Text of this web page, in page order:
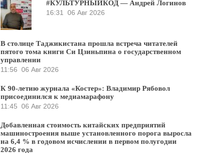
#КУЛЬТУРНЫЙКОД — Андрей Логинов
16:31
06 Авг 2026
В столице Таджикистана прошла встреча читателей
пятого тома книги Си Цзиньпина о государственном
управлении
11:56 06 Авг 2026
К 90-летию журнала «Костер»: Владимир Рябовол
присоединился к медиамарафону
11:45 06 Авг 2026
Добавленная стоимость китайских предприятий
машиностроения выше установленного порога выросла
на 6,4 % в годовом исчислении в первом полугодии
2026 года